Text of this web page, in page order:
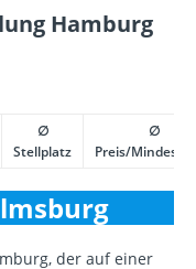
Hamburg
∅
Stellplatz
∅
Preis/
der auf einer